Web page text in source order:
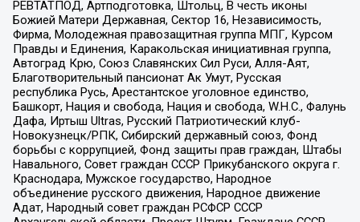
РЕВТАТПОД, Артподготовка, Штольц, В честь иконы
Божией Матери Державная, Сектор 16, Независимость,
Фирма, Молодежная правозащитная группа МПГ, Курсом
Правды и Единения, Каракольская инициативная группа,
Автоград Крю, Союз Славянских Сил Руси, Алля-Аят,
Благотворительный пансионат Ак Умут, Русская
республика Русь, Арестантское уголовное единство,
Башкорт, Нация и свобода, Нация и свобода, W.H.С., Фалунь
Дафа, Иртыш Ultras, Русский Патриотический клуб-
Новокузнецк/РПК, Сибирский державный союз, Фонд
борьбы с коррупцией, Фонд защиты прав граждан, Штабы
Навального, Совет граждан СССР Прикубанского округа г.
Краснодара, Мужское государство, Народное
объединение русского движения, Народное движение
Адат, Народный совет граждан РСФСР СССР